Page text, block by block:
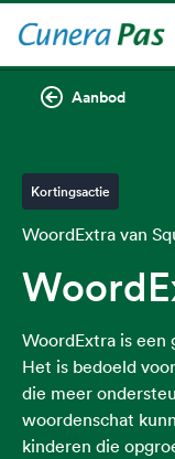
Aanbod
Kortingsactie
WoordExtra van
WoordExtra is een
Het is bedoeld
die meer
woordenschat
kinderen die